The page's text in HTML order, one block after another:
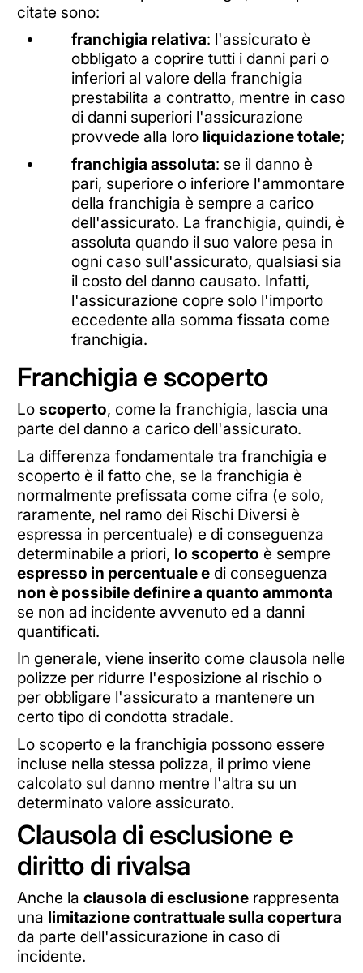
citate sono:
franchigia relativa: l'assicurato è
obbligato a coprire tutti i danni pari o
inferiori al valore della franchigia
prestabilita a contratto, mentre in caso
di danni superiori l'assicurazione
provvede alla loro liquidazione totale;
franchigia assoluta: se il danno è
pari, superiore o inferiore l'ammontare
della franchigia è sempre a carico
dell'assicurato. La franchigia, quindi, è
assoluta quando il suo valore pesa in
ogni caso sull'assicurato, qualsiasi sia
il costo del danno causato. Infatti,
l'assicurazione copre solo l'importo
eccedente alla somma fissata come
franchigia.
Franchigia e scoperto
Lo scoperto, come la franchigia, lascia una
parte del danno a carico dell'assicurato.
La differenza fondamentale tra franchigia e
scoperto è il fatto che, se la franchigia è
normalmente prefissata come cifra (e solo,
raramente, nel ramo dei Rischi Diversi è
espressa in percentuale) e di conseguenza
determinabile a priori, lo scoperto è sempre
espresso in percentuale edi conseguenza
non è possibile definire a quanto ammonta
se non ad incidente avvenuto ed a danni
quantificati.
In generale, viene inserito come clausola nelle
polizze per ridurre l'esposizione al rischio o
per obbligare l'assicurato a mantenere un
certo tipo di condotta stradale.
Lo scoperto e la franchigia possono essere
incluse nella stessa polizza, il primo viene
calcolato sul danno mentre l'altra su un
determinato valore assicurato.
Clausola di esclusione e
diritto di rivalsa
Anche la clausola di esclusionerappresenta
una limitazione contrattuale sulla copertura
da parte dell'assicurazione in caso di
incidente.